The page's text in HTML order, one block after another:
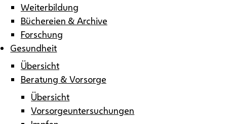
Weiterbildung
Büchereien & Archive
Forschung
Gesundheit
Übersicht
Beratung & Vorsorge
Übersicht
Vorsorgeuntersuchungen